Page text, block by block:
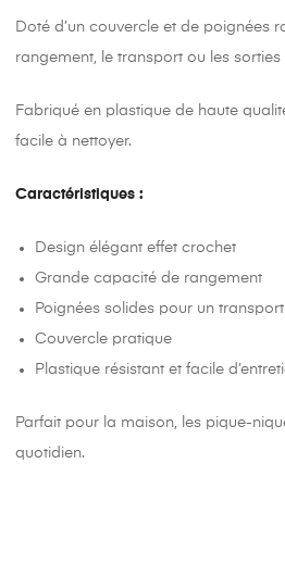
Doté d’un couvercle et de poignées
rangement, le transport ou les sorties
Fabriqué en plastique de haute
facile à nettoyer.
Caractéristiques :
Design élégant effet crochet
Grande capacité de rangement
Poignées solides pour un
Couvercle pratique
Plastique résistant et facile
Parfait pour la maison, les pique-
quotidien.